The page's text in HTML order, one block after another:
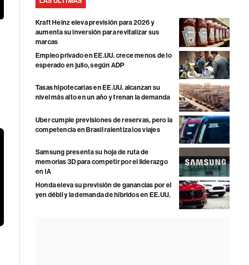
Kraft Heinz eleva previsión para 2026 y
aumenta su inversión para revitalizar sus
marcas
Empleo privado en EE.UU. crece menos de lo
esperado en julio, según ADP
Tasas hipotecarias en EE.UU. alcanzan su
nivel más alto en un año y frenan la demanda
Uber cumple previsiones de reservas, pero la
competencia en Brasil ralentiza los viajes
Samsung presenta su hoja de ruta de
memorias 3D para competir por el liderazgo
en IA
Honda eleva su previsión de ganancias por el
yen débil y la demanda de híbridos en EE.UU.